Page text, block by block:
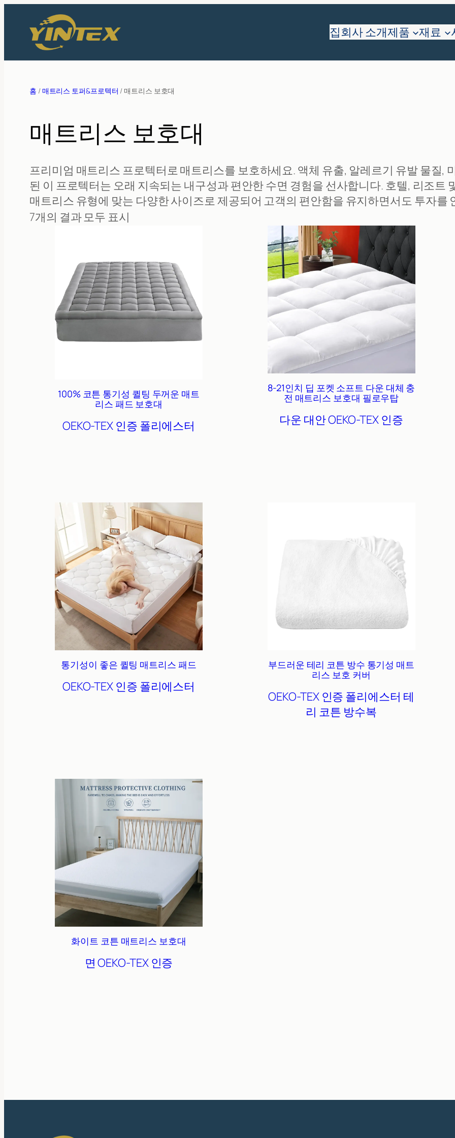
로
집회사 소개제품 재료
홈 /매트리스 토퍼&프로텍터 / 매트리스 보호대
매트리스 보호대
프리미엄 매트리스 프로텍터로 매트리스를 보호하세요. 액체 유출, 알레르기 유발 물질,
된 이 프로텍터는 오래 지속되는 내구성과 편안한 수면 경험을 선사합니다. 호텔, 리조트
매트리스 유형에 맞는 다양한 사이즈로 제공되어 고객의 편안함을 유지하면서도 투자를
7개의 결과 모두 표시
100% 코튼 통기성 퀼팅 두꺼운 매트
리스 패드 보호대
OEKO-TEX 인증 폴리에스터
8-21인치 딥 포켓 소프트 다운 대체 충
전 매트리스 보호대 필로우탑
다운 대안OEKO-TEX 인증
통기성이 좋은 퀼팅 매트리스 패드
OEKO-TEX 인증 폴리에스터
부드러운 테리 코튼 방수 통기성 매트
리스 보호 커버
OEKO-TEX 인증 폴리에스터 테
리 코튼 방수복
화이트 코튼 매트리스 보호대
면 OEKO-TEX 인증